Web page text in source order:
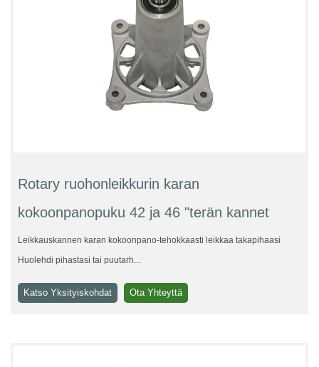
Rotary ruohonleikkurin karan
kokoonpanopuku 42 ja 46 "terän kannet
Leikkauskannen karan kokoonpano-tehokkaasti leikkaa takapihaasi
Huolehdi pihastasi tai puutarh...
Katso Yksityiskohdat Ota Yhteyttä